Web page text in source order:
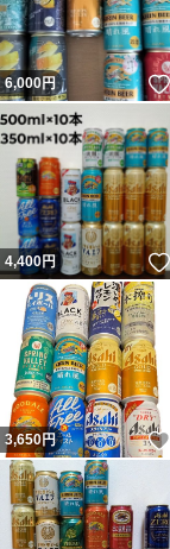
6,000円
4,400円
3,650円